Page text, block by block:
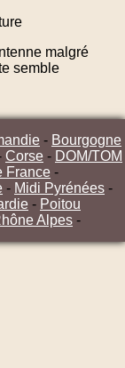
malgré
semble
- Bourgogne
Corse - DOM/TOM
France -
- Midi Pyrénées -
- Poitou
Alpes -